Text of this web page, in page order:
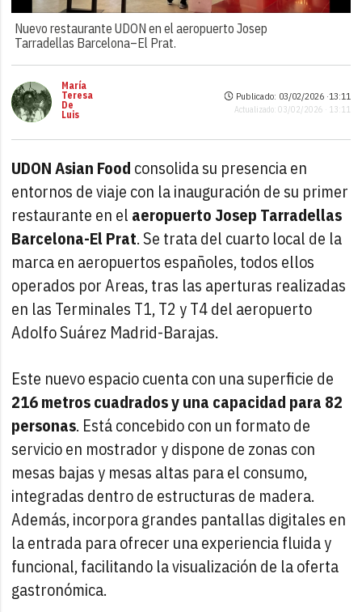
Nuevo restaurante UDON en el aeropuerto Josep
Tarradellas Barcelona–El Prat.
María
Teresa
De
Luis
Publicado: 03/02/2026 ·13:11
Actualizado: 03/02/2026 · 13:11
UDON Asian Food consolida su presencia en
entornos de viaje con la inauguración de su primer
restaurante en el aeropuerto Josep Tarradellas
Barcelona-El Prat. Se trata del cuarto local de la
marca en aeropuertos españoles, todos ellos
operados por Areas, tras las aperturas realizadas
en las Terminales T1, T2 y T4 del aeropuerto
Adolfo Suárez Madrid-Barajas.
Este nuevo espacio cuenta con una superficie de
216 metros cuadrados y una capacidad para 82
personas. Está concebido con un formato de
servicio en mostrador y dispone de zonas con
mesas bajas y mesas altas para el consumo,
integradas dentro de estructuras de madera.
Además, incorpora grandes pantallas digitales en
la entrada para ofrecer una experiencia fluida y
funcional, facilitando la visualización de la oferta
gastronómica.